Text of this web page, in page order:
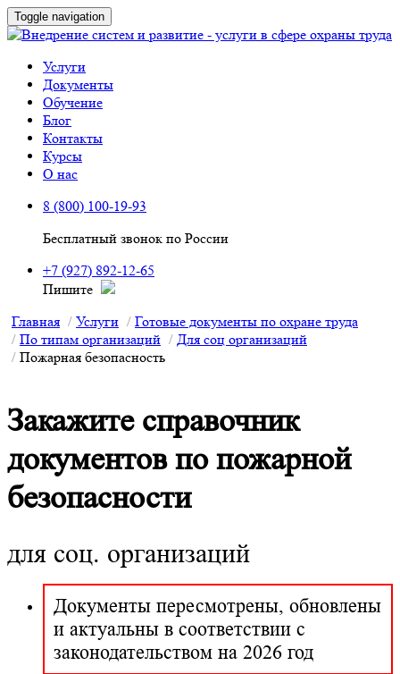
Toggle navigation
Услуги
Документы
Обучение
Блог
Контакты
Курсы
О нас
8 (800) 100-19-93
Бесплатный звонок по России
+7 (927) 892-12-65
Пишите
Главная
Услуги
Готовые документы по охране труда
По типам организаций
Для соц организаций
Пожарная безопасность
Закажите справочник
документов по пожарной
безопасности
для соц. организаций
Документы пересмотрены, обновлены
и актуальны в соответствии с
законодательством на 2026 год